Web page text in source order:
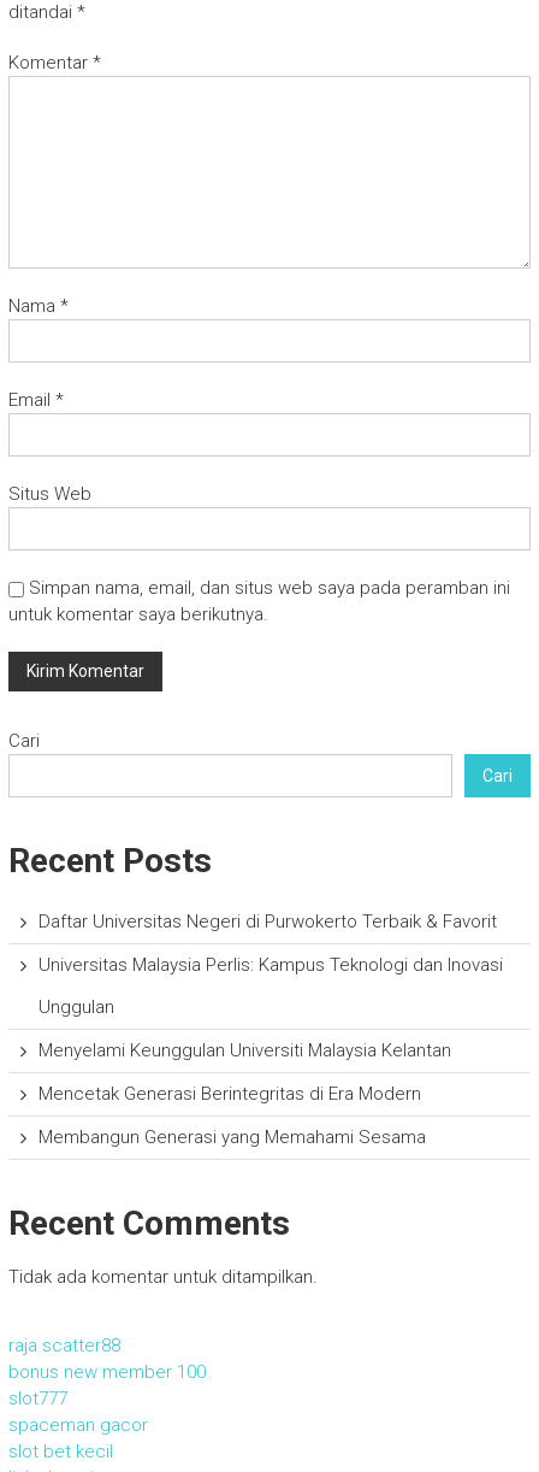
ditandai *
Komentar *
Nama *
Email *
Situs Web
Simpan nama, email, dan situs web saya pada peramban ini
untuk komentar saya berikutnya.
Cari
Cari
Recent Posts
Daftar Universitas Negeri di Purwokerto Terbaik & Favorit
Universitas Malaysia Perlis: Kampus Teknologi dan Inovasi
Unggulan
Menyelami Keunggulan Universiti Malaysia Kelantan
Mencetak Generasi Berintegritas di Era Modern
Membangun Generasi yang Memahami Sesama
Recent Comments
Tidak ada komentar untuk ditampilkan.
raja scatter88
bonus new member 100
slot777
spaceman gacor
slot bet kecil